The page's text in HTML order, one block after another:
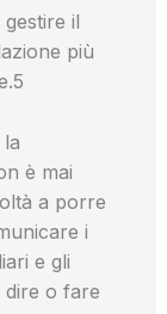
il
più
è mai
a porre
i
e gli
dire o fare